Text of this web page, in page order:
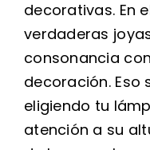
decorativas. En
verdaderas
consonancia
decoración. Eso
eligiendo tu
atención a su